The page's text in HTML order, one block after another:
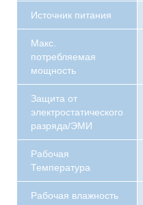
Источник питания
Макс.
потребляемая
мощность
Защита от
электростатического
разряда/ЭМИ
Рабочая
Температура
Рабочая влажность